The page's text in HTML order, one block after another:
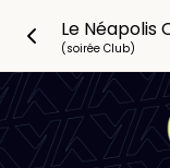
Le Néapolis
(soirée Club)